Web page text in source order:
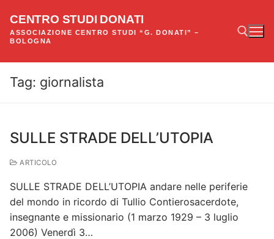
contenuto
CENTRO STUDI DONATI
ASSOCIAZIONE CENTRO STUDI “G. DONATI” –
BOLOGNA
Tag: giornalista
SULLE STRADE DELL’UTOPIA
ARTICOLO
SULLE STRADE DELL’UTOPIA andare nelle periferie
del mondo in ricordo di Tullio Contierosacerdote,
insegnante e missionario (1 marzo 1929 – 3 luglio
2006) Venerdì 3…